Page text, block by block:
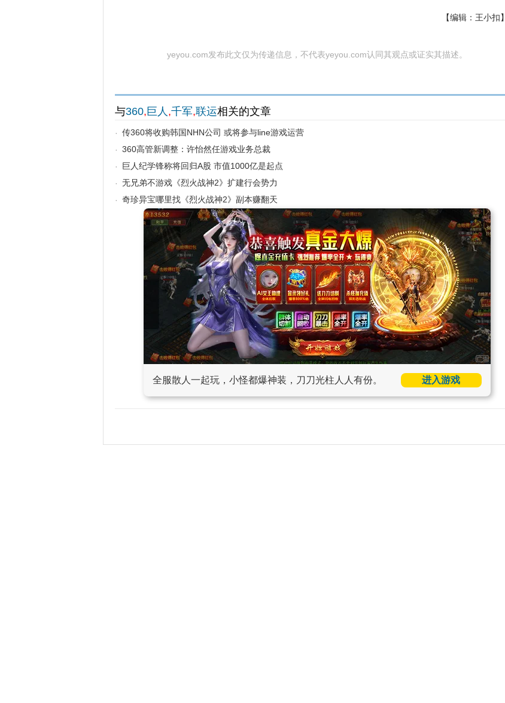
【编辑：王小扣】
yeyou.com发布此文仅为传递信息，不代表yeyou.com认同其观点或证实其描述。
与360, 巨人 ,千军,联运相关的文章
· 传360将收购韩国NHN公司 或将参与line游戏运营
· 360高管新调整：许怡然任游戏业务总裁
·
巨人纪学锋称将回归A股 市值1000亿是起点
· 无兄弟不游戏《烈火战神2》扩建行会势力
· 奇珍异宝哪里找《烈火战神2》副本赚翻天
全服散人一起玩，小怪都爆神装，刀刀光柱人人有份。 进入游戏